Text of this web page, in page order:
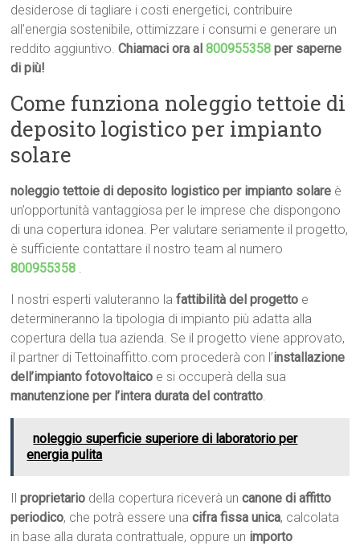
desiderose di tagliare i costi energetici, contribuire
all’energia sostenibile, ottimizzare i consumi e generare un
reddito aggiuntivo.Chiamaci ora al800955358 per saperne
di più!
Come funziona noleggio tettoie di
deposito logistico per impianto
solare
noleggio tettoie di deposito logistico per impianto solare è
un’opportunità vantaggiosa per le imprese che dispongono
di una copertura idonea. Per valutare seriamente il progetto,
è sufficiente contattare il nostro team al numero
800955358 .
I nostri esperti valuteranno lafattibilità del progetto e
determineranno la tipologia di impianto più adatta alla
copertura della tua azienda. Se il progetto viene approvato,
il partner di Tettoinaffitto.com procederà con l’installazione
dell’impianto fotovoltaico e si occuperà della sua
manutenzione per l’intera durata del contratto.
noleggio superficie superiore di laboratorio per
energia pulita
Ilproprietario della copertura riceverà uncanone di affitto
periodico, che potrà essere unacifra fissa unica, calcolata
in base alla durata contrattuale, oppure un importo